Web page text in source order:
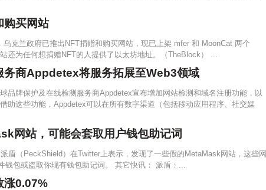
购买网站
乌克兰政府已推出NFT捐赠和购买网站，现已上架 mfer 和 MoonCat 两个
还为任何想捐赠NFT的人提供了以太坊地址。（TheBlock） ...
务商Appdetex将服务拓展至Web3领域
品牌保护及在线检测服务商Appdetex宣布增加网站检测和域名注册功能，以
助这些功能，Appdetex可以在所有数字渠道（包括移动应用程序、社交媒
网站，可能会套取用户钱包助记词
盾（PeckShield）在Twitter上表示，发现了一些假的MetaMask网站，这些网
钱包或盗取你现有钱包助记词。 其它快讯： 派盾：...
涨0.07%